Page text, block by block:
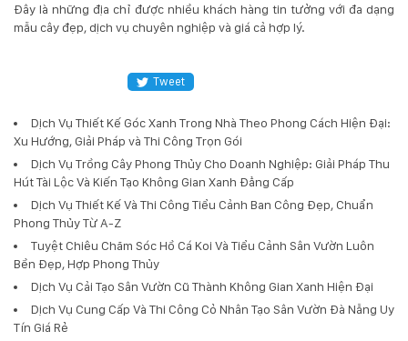
Đây là những địa chỉ được nhiều khách hàng tin tưởng với đa dạng
mẫu cây đẹp, dịch vụ chuyên nghiệp và giá cả hợp lý.
Tweet
Dịch Vụ Thiết Kế Góc Xanh Trong Nhà Theo Phong Cách Hiện Đại:
Xu Hướng, Giải Pháp và Thi Công Trọn Gói
Dịch Vụ Trồng Cây Phong Thủy Cho Doanh Nghiệp: Giải Pháp Thu
Hút Tài Lộc Và Kiến Tạo Không Gian Xanh Đẳng Cấp
Dịch Vụ Thiết Kế Và Thi Công Tiểu Cảnh Ban Công Đẹp, Chuẩn
Phong Thủy Từ A-Z
Tuyệt Chiêu Chăm Sóc Hồ Cá Koi Và Tiểu Cảnh Sân Vườn Luôn
Bền Đẹp, Hợp Phong Thủy
Dịch Vụ Cải Tạo Sân Vườn Cũ Thành Không Gian Xanh Hiện Đại
Dịch Vụ Cung Cấp Và Thi Công Cỏ Nhân Tạo Sân Vườn Đà Nẵng Uy
Tín Giá Rẻ